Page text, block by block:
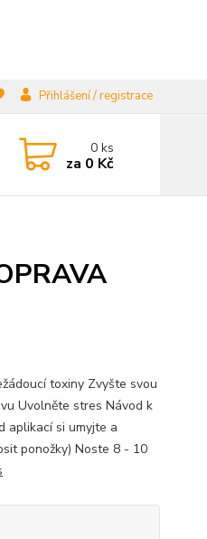
Přihlášení / registrace
0ks
za 0 Kč
toxiny Zvyšte svou
Uvolněte stres Návod k
aplikací si umyjte a
ponožky) Noste 8 - 10